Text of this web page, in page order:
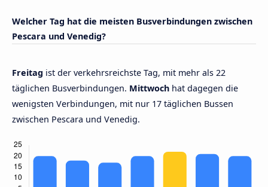
Welcher Tag hat die meisten Busverbindungen zwischen
Pescara und Venedig?
Freitag ist der verkehrsreichste Tag, mit mehr als 22
täglichen Busverbindungen. Mittwoch hat dagegen die
wenigsten Verbindungen, mit nur 17 täglichen Bussen
zwischen Pescara und Venedig.